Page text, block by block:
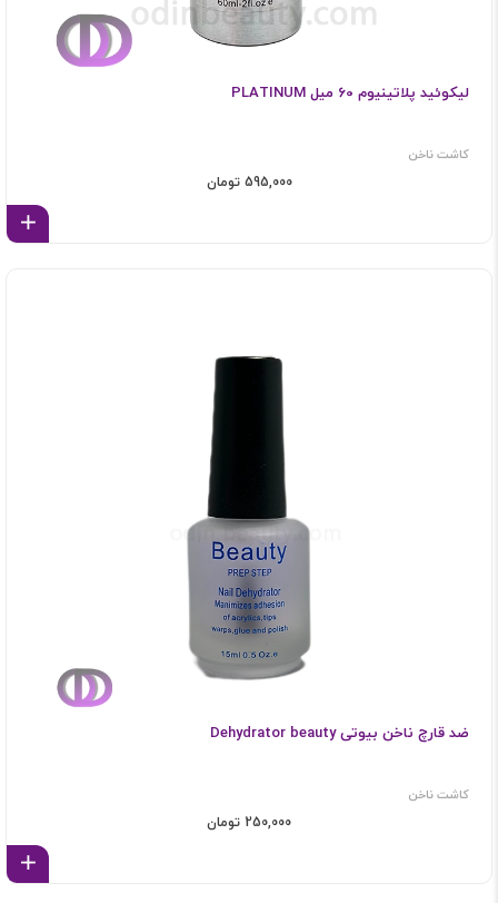
لیکوئید پلاتینیوم 60 میل PLATINUM
کاشت ناخن
595,000 تومان
ضد قارچ ناخن بیوتی Dehydrator beauty
کاشت ناخن
250,000 تومان